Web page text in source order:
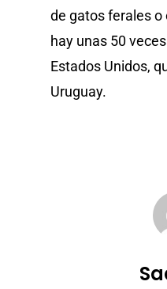
de gatos ferales o
hay unas 50
Estados Unidos,
Uruguay.